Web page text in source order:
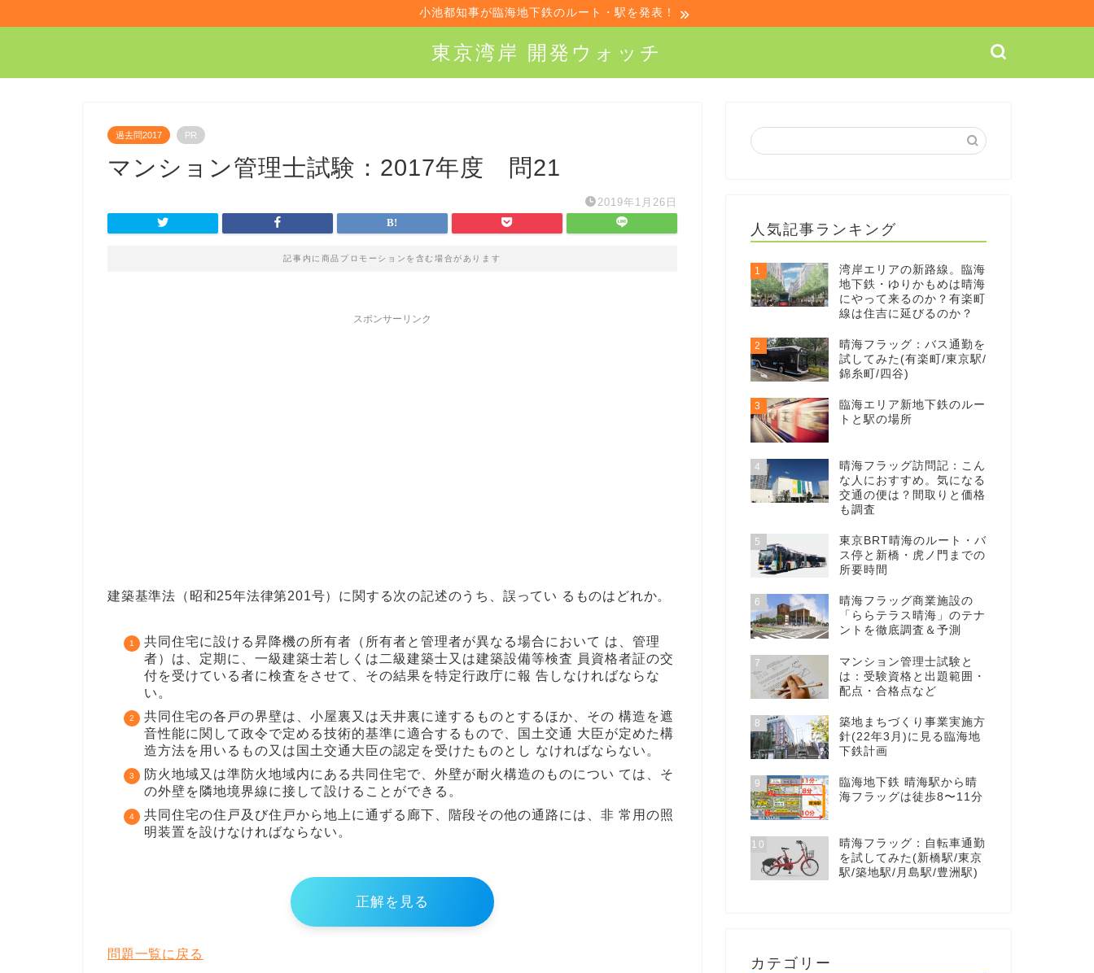
小池都知事が臨海地下鉄のルート・駅を発表！
東京湾岸 開発ウォッチ
過去問2017 PR
マンション管理士試験：2017年度 問21
2019年1月26日
記事内に商品プロモーションを含む場合があります
スポンサーリンク
建築基準法（昭和25年法律第201号）に関する次の記述のうち、誤ってい るものはどれか。
共同住宅に設ける昇降機の所有者（所有者と管理者が異なる場合において は、管理
者）は、定期に、一級建築士若しくは二級建築士又は建築設備等検査 員資格者証の交
付を受けている者に検査をさせて、その結果を特定行政庁に報 告しなければならな
い。
共同住宅の各戸の界壁は、小屋裏又は天井裏に達するものとするほか、その 構造を遮
音性能に関して政令で定める技術的基準に適合するもので、国土交通 大臣が定めた構
造方法を用いるもの又は国土交通大臣の認定を受けたものとし なければならない。
防火地域又は準防火地域内にある共同住宅で、外壁が耐火構造のものについ ては、そ
の外壁を隣地境界線に接して設けることができる。
共同住宅の住戸及び住戸から地上に通ずる廊下、階段その他の通路には、非 常用の照
明装置を設けなければならない。
正解を見る
問題一覧に戻る
人気記事ランキング
1
湾岸エリアの新路線。臨海
地下鉄・ゆりかもめは晴海
にやって来るのか？有楽町
線は住吉に延びるのか？
2
晴海フラッグ：バス通勤を
試してみた(有楽町/東京駅/
錦糸町/四谷)
3
臨海エリア新地下鉄のルー
トと駅の場所
4
晴海フラッグ訪問記：こん
な人におすすめ。気になる
交通の便は？間取りと価格
も調査
5
東京BRT晴海のルート・バ
ス停と新橋・虎ノ門までの
所要時間
6
晴海フラッグ商業施設の
「ららテラス晴海」のテナ
ントを徹底調査＆予測
7
マンション管理士試験と
は：受験資格と出題範囲・
配点・合格点など
8
築地まちづくり事業実施方
針(22年3月)に見る臨海地
下鉄計画
9
臨海地下鉄 晴海駅から晴
海フラッグは徒歩8〜11分
10
晴海フラッグ：自転車通勤
を試してみた(新橋駅/東京
駅/築地駅/月島駅/豊洲駅)
カテゴリー